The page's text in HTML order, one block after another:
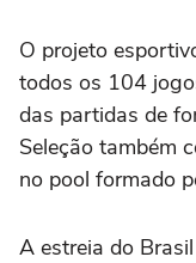
O projeto
todos os 104
das partidas de
Seleção também
no pool formado
A estreia do